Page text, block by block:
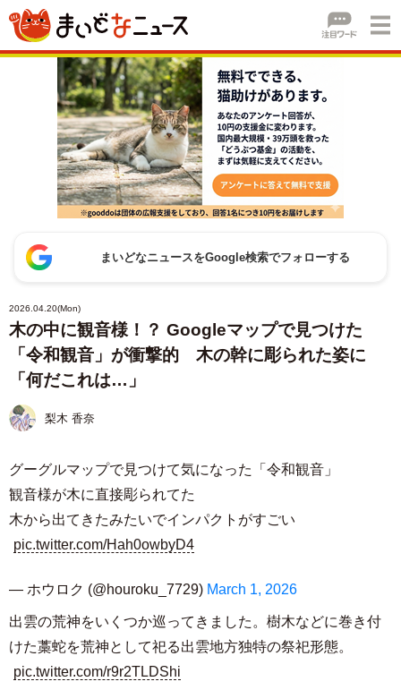
まいどなニュースをGoogle検索でフォローする
2026.04.20(Mon)
木の中に観音様！？ Googleマップで見つけた
「令和観音」が衝撃的 木の幹に彫られた姿に
「何だこれは…」
梨木 香奈
グーグルマップで見つけて気になった「令和観音」
観音様が木に直接彫られてた
木から出てきたみたいでインパクトがすごい
pic.twitter.com/Hah0owbyD4
— ホウロク (@houroku_7729) March 1, 2026
出雲の荒神をいくつか巡ってきました。樹木などに巻き付
けた藁蛇を荒神として祀る出雲地方独特の祭祀形態。
pic.twitter.com/r9r2TLDShi